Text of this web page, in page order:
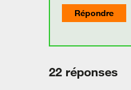
Répondre
22 réponses